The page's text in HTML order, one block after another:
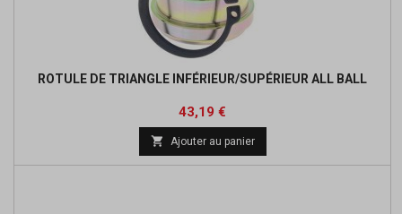
ROTULE DE TRIANGLE INFÉRIEUR/SUPÉRIEUR ALL BALL
Prix
43,19 €
base
 Ajouter au panier